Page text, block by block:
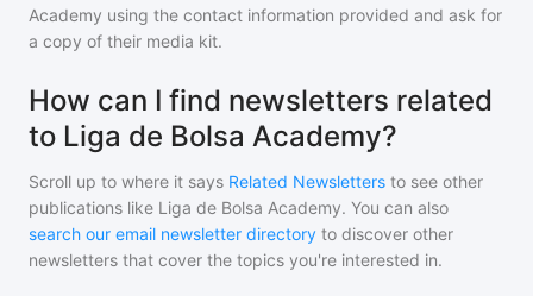
Academy using the contact information provided and ask for
a copy of their media kit.
How can I find newsletters related
to Liga de Bolsa Academy?
Scroll up to where it says Related Newsletters to see other
publications like Liga de Bolsa Academy. You can also
search our email newsletter directory to discover other
newsletters that cover the topics you're interested in.